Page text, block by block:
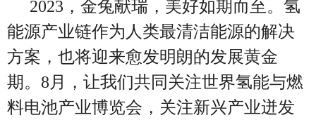
2023， 金兔献瑞，美好如期而至。氢
能源产业链作为人类最清洁能源的解决
方案，也将迎来愈发明朗的发展黄金
期。8月，让我们共同关注世界氢能与燃
料电池产业博览会，关注新兴产业迸发